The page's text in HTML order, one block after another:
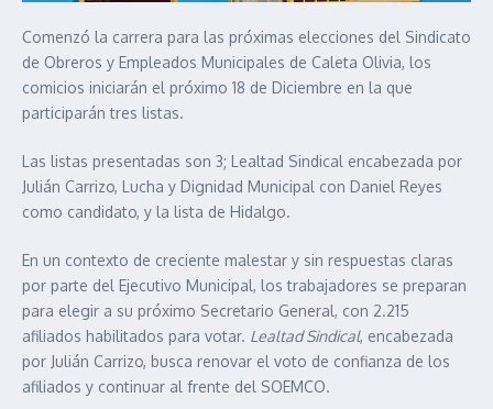
Comenzó la carrera para las próximas elecciones del Sindicato
de Obreros y Empleados Municipales de Caleta Olivia, los
comicios iniciarán el próximo 18 de Diciembre en la que
participarán tres listas.
Las listas presentadas son 3; Lealtad Sindical encabezada por
Julián Carrizo, Lucha y Dignidad Municipal con Daniel Reyes
como candidato, y la lista de Hidalgo.
En un contexto de creciente malestar y sin respuestas claras
por parte del Ejecutivo Municipal, los trabajadores se preparan
para elegir a su próximo Secretario General, con 2.215
afiliados habilitados para votar. Lealtad Sindical, encabezada
por Julián Carrizo, busca renovar el voto de confianza de los
afiliados y continuar al frente del SOEMCO.